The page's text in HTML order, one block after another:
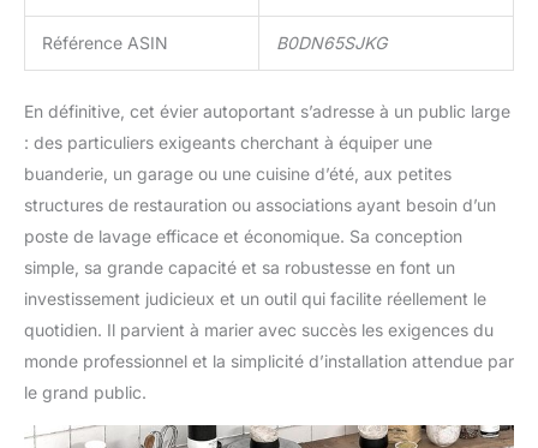
Référence ASIN B0DN65SJKG
En définitive, cet évier autoportant s’adresse à un public large
: des particuliers exigeants cherchant à équiper une
buanderie, un garage ou une cuisine d’été, aux petites
structures de restauration ou associations ayant besoin d’un
poste de lavage efficace et économique. Sa conception
simple, sa grande capacité et sa robustesse en font un
investissement judicieux et un outil qui facilite réellement le
quotidien. Il parvient à marier avec succès les exigences du
monde professionnel et la simplicité d’installation attendue par
le grand public.